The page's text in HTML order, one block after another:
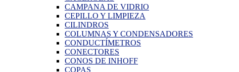
CAMPANA DE VIDRIO
CEPILLO Y LIMPIEZA
CILINDROS
COLUMNAS Y CONDENSADORES
CONDUCTÍMETROS
CONECTORES
CONOS DE INHOFF
COPAS